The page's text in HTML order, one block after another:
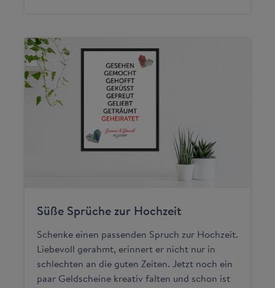
Süße Sprüche zur Hochzeit
Schenke einen passenden Spruch zur Hochzeit.
Liebevoll gerahmt, erinnert er nicht nur in
schlechten an die guten Zeiten. Jetzt noch ein
paar Geldscheine kreativ falten und schon ist